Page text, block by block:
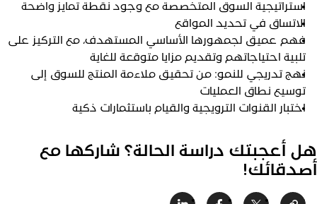
استراتيجية السوق المتخصصة مع وجود نقطة تمايز واضحة
الاتساق في تحديد المواقع
فهم عميق لجمهورها الأساسي المستهدف، مع التركيز على
تلبية احتياجاتهم وتقديم مزايا متوقعة للغاية
نهج تدريجي للنمو: من تحقيق ملاءمة المنتج للسوق إلى
توسيع نطاق العمليات
اختبار القنوات الترويجية والقيام باستثمارات ذكية
أعجبتك دراسة الحالة؟ شاركها مع